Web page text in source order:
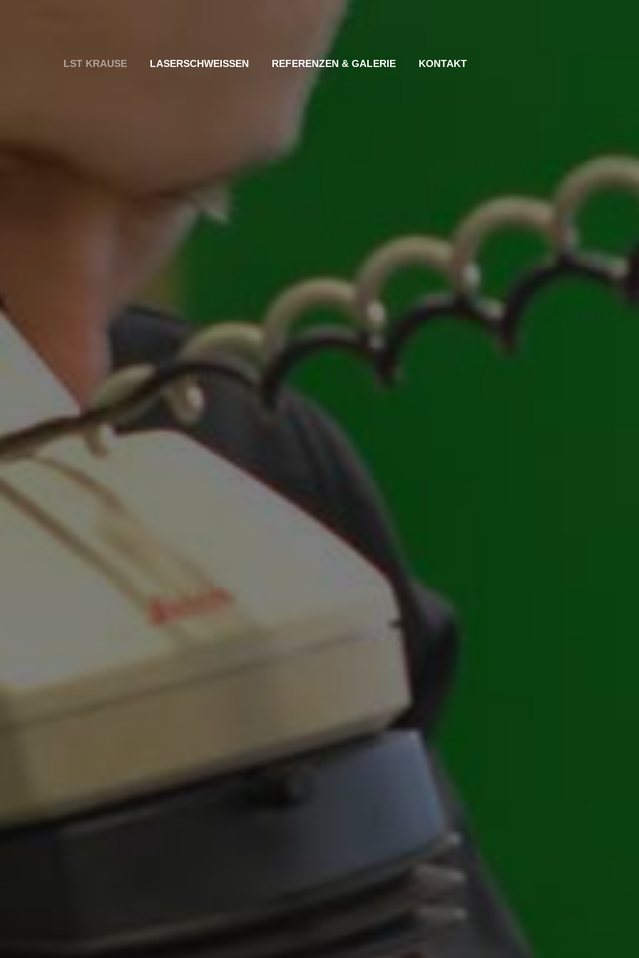
LST KRAUSE LASERSCHWEISSEN REFERENZEN & GALERIE KONTAKT